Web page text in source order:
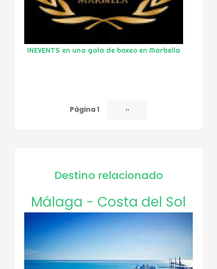
INEVENTS en una gala de boxeo en Marbella
Página 1 Siguiente
››
Destino relacionado
Málaga - Costa del Sol